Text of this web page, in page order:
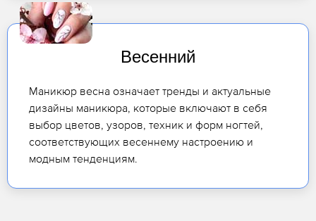
Весенний
Маникюр весна означает тренды и актуальные
дизайны маникюра, которые включают в себя
выбор цветов, узоров, техник и форм ногтей,
соответствующих весеннему настроению и
модным тенденциям.